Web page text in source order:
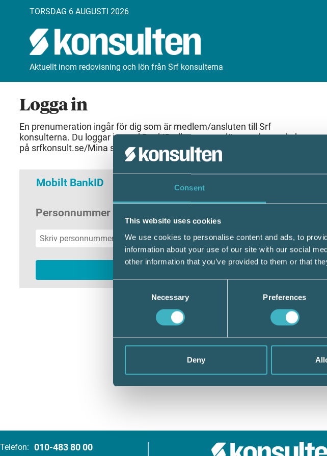
Consent
This website uses cookies
We use cookies to personalise content and ads, to
information about your use of our site with our social
other information that you’ve provided to them or that
Necessary Preferences
Deny
TORSDAG 6 AUGUSTI 2026
Aktuellt inom redovisning och lön från Srf konsulterna
Logga in
En prenumeration ingår för dig som är medlem/ansluten till Srf
konsulterna. Du loggar in med BankID eller samma lösenord som du har
på srfkonsult.se/Mina sidor
Mobilt BankID Lösenord
Personnummer
Telefon: 010-483 80 00